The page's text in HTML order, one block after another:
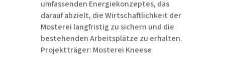
umfassenden Energiekonzeptes, das
darauf abzielt, die Wirtschaftlichkeit der
Mosterei langfristig zu sichern und die
bestehenden Arbeitsplätze zu erhalten.
Projektträger: Mosterei Kneese